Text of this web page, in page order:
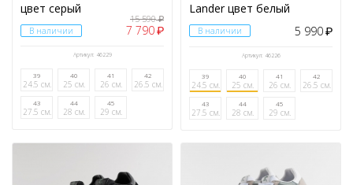
цвет серый
В наличии
15 590₽
7 790₽
Артикул: 46229
39
24.5 см.
40
25 см.
41
26 см.
42
26.5 см.
43
27.5 см.
44
28 см.
45
29 см.
Lander цвет белый
В наличии 5 990₽
Артикул: 46226
39
24.5 см.
40
25 см.
41
26 см.
42
26.5 см.
43
27.5 см.
44
28 см.
45
29 см.